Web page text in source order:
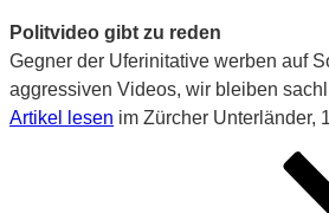
Politvideo gibt zu reden
Gegner der Uferinitative werben auf
aggressiven Videos, wir bleiben
Artikel lesen im Zürcher Unterländer,
Seitennummerierung